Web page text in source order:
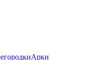
Арки